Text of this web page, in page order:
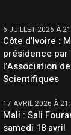
6 JUILLET 2026 À
Côte d’Ivoire :
présidence par
l’Association
Scientifiques
17 AVRIL 2026 À
Mali : Sali
samedi 18 avril